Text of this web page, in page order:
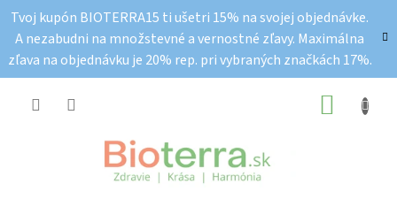
obsah
Tvoj kupón BIOTERRA15 ti ušetri 15% na svojej objednávke.
A nezabudni na množstevné a vernostné zľavy. Maximálna
zľava na objednávku je 20% rep. pri vybraných značkách 17%.